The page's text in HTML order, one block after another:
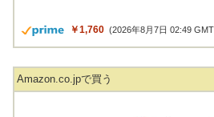
￥1,760 (2026年8月7日 02:49
Amazon.co.jpで買う